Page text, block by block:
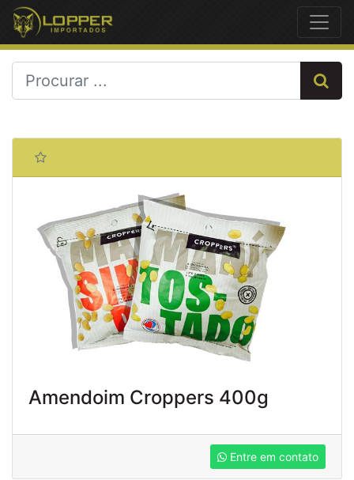
Amendoim Croppers 400g
Entre em contato